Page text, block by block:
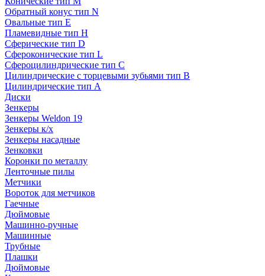
Обратный конус тип N
Овальные тип E
Пламевидные тип H
Сферические тип D
Сфероконические тип L
Сфероцилиндрические тип C
Цилиндрические с торцевыми зубьями тип B
Цилиндрические тип А
Диски
Зенкеры
Зенкеры Weldon 19
Зенкеры к/х
Зенкеры насадные
Зенковки
Коронки по металлу
Ленточные пилы
Метчики
Вороток для метчиков
Гаечные
Дюймовые
Машинно-ручные
Машинные
Трубные
Плашки
Дюймовые